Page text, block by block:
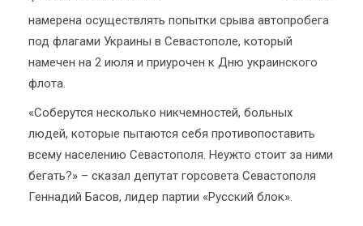
намерена осуществлять попытки срыва автопробега
под флагами Украины в Севастополе, который
намечен на 2 июля и приурочен к Дню украинского
флота.
«Соберутся несколько никчемностей, больных
людей, которые пытаются себя противопоставить
всему населению Севастополя. Неужто стоит за ними
бегать?» – сказал депутат горсовета Севастополя
Геннадий Басов, лидер партии «Русский блок».